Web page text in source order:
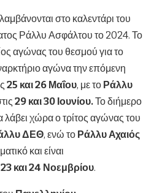
στο καλεντάρι του
Ράλλυ Ασφάλτου το 2024. Το
αγώνας του θεσμού για το
αγώνα την επόμενη
25 και 26 Μαΐου, με το Ράλλυ
29 και 30 Ιουνίου.Το διήμερο
λάβει χώρα ο τρίτος αγώνας του
ΔΕΘ, ενώ το Ράλλυ Αχαιός
και είναι
23 και 24 Νοεμβρίου.